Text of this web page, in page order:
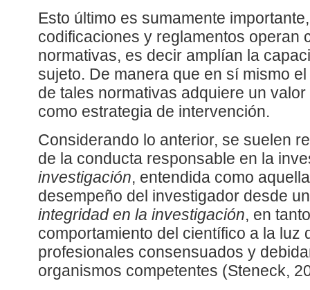
Esto último es sumamente
codificaciones y reglamentos operan
normativas, es decir amplían la
sujeto. De manera que en sí mismo
de tales normativas adquiere un
como estrategia de intervención.
Considerando lo anterior, se suelen
de la conducta responsable en la
investigación, entendida como
desempeño del investigador desde
integridad en la investigación, en
comportamiento del científico a la luz
profesionales consensuados y
organismos competentes (Steneck,